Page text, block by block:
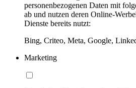
personenbezogenen Daten mit
ab und nutzen deren Online-
Dienste bereits nutzt:
Bing, Criteo, Meta, Google,
Marketing